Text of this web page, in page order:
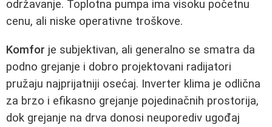
održavanje. Toplotna pumpa ima visoku početnu
cenu, ali niske operativne troškove.
Komfor je subjektivan, ali generalno se smatra da
podno grejanje i dobro projektovani radijatori
pružaju najprijatniji osećaj. Inverter klima je odlična
za brzo i efikasno grejanje pojedinačnih prostorija,
dok grejanje na drva donosi neuporediv ugođaj